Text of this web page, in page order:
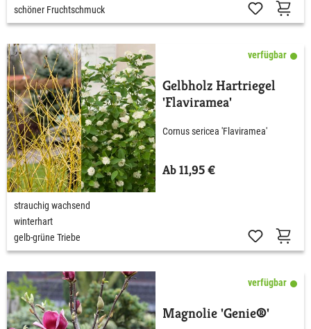
schöner Fruchtschmuck
verfügbar
Gelbholz Hartriegel
'Flaviramea'
Cornus sericea 'Flaviramea'
Ab 11,95 €
strauchig wachsend
winterhart
gelb-grüne Triebe
verfügbar
Magnolie 'Genie®'